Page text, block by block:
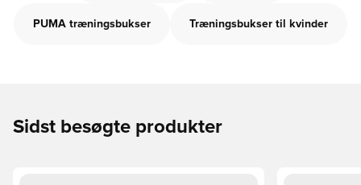
PUMA træningsbukser Træningsbukser til kvinder
Sidst besøgte produkter